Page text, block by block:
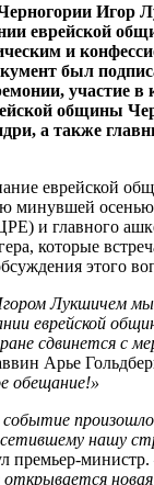
Игор
еврейской
и
был
участие в
общины
а также
еврейской
минувшей
и главного
которые
этого
Лукшичем мы
еврейской
сдвинется с
Арье
обещание!»
произошло
нашу
премьер-
открывается новая